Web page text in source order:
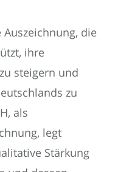
Auszeichnung, die
ihre
steigern und
zu
als
legt
Stärkung